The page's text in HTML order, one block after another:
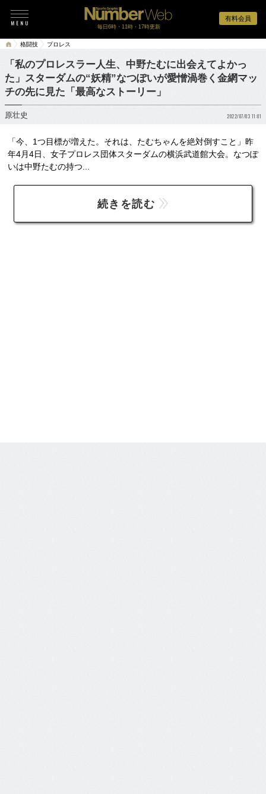
有料会員
毎日6時・11時・17時更新
格闘技 プロレス
「私のプロレスラー人生、中野たむに出会えてよかっ
た」スターダムの“妖精”なつぽいが愛憎渦巻く金網マッ
チの先に見た「最高なストーリー」
原壮史 2022/07/03 11:01
「今、1つ目標が増えた。それは、たむちゃんを絶対倒すこと」昨
年4月4日、女子プロレス団体スターダムの横浜武道館大会。なつぽ
いは中野たむの持つ...
続きを読む